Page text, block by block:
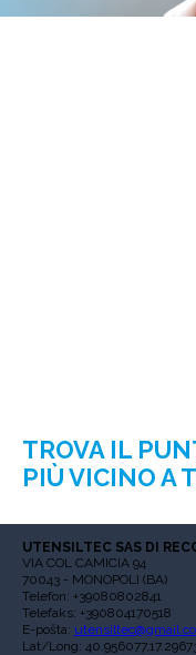
TROVA IL
PIÙ VICINO A
UTENSILTEC SAS DI
VIA COL CAMICIA 94
70043 - MONOPOLI (BA)
Telefon: +39080802841
Telefaks: +390804170518
E-pošta:
Lat/Long: